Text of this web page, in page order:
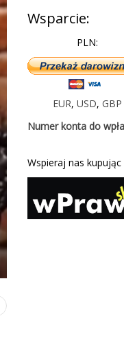
Wsparcie:
PLN:
EUR,USD,GBP
Numer konta do
Wspieraj nas